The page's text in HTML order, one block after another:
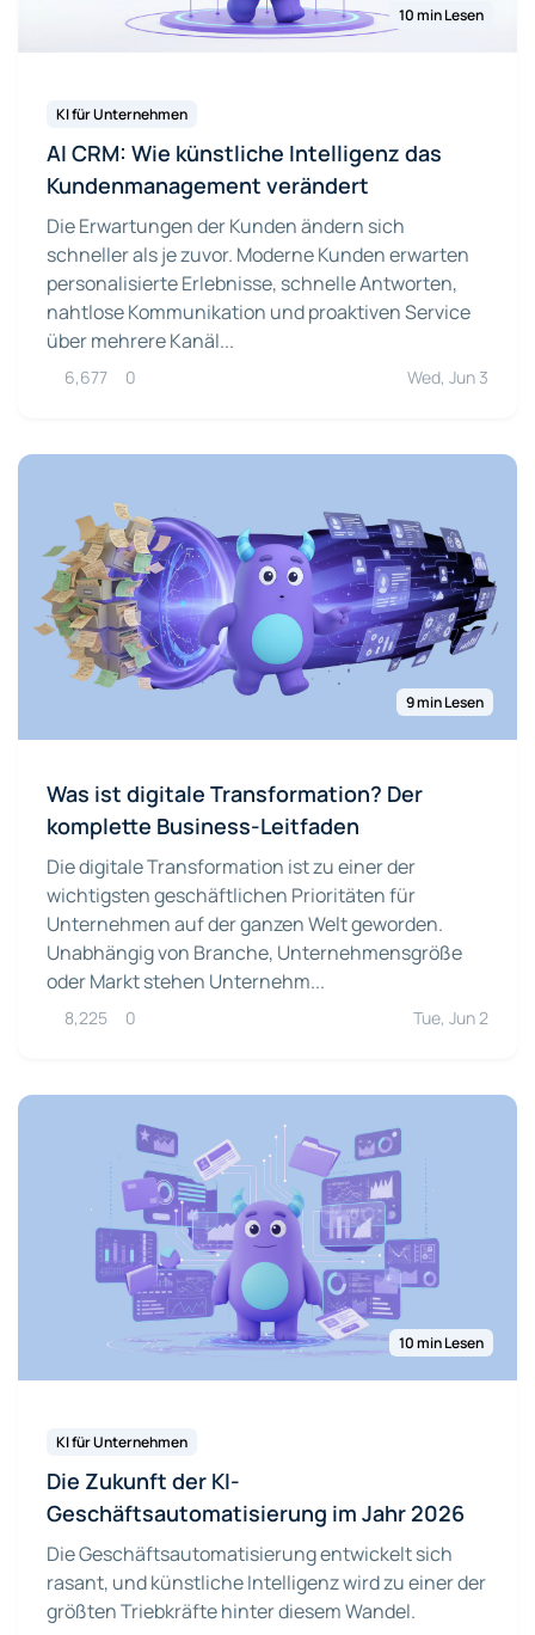
10 min Lesen
KI für Unternehmen
AI CRM: Wie künstliche Intelligenz das
Kundenmanagement verändert
Die Erwartungen der Kunden ändern sich
schneller als je zuvor. Moderne Kunden erwarten
personalisierte Erlebnisse, schnelle Antworten,
nahtlose Kommunikation und proaktiven Service
über mehrere Kanäl...
6,677 0 Wed, Jun 3
9 min Lesen
Was ist digitale Transformation? Der
komplette Business-Leitfaden
Die digitale Transformation ist zu einer der
wichtigsten geschäftlichen Prioritäten für
Unternehmen auf der ganzen Welt geworden.
Unabhängig von Branche, Unternehmensgröße
oder Markt stehen Unternehm...
8,225 0 Tue, Jun 2
10 min Lesen
KI für Unternehmen
Die Zukunft der KI-
Geschäftsautomatisierung im Jahr 2026
Die Geschäftsautomatisierung entwickelt sich
rasant, und künstliche Intelligenz wird zu einer der
größten Triebkräfte hinter diesem Wandel.